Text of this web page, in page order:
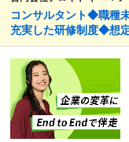
コンサルタント◆職種
充実した研修制度◆想